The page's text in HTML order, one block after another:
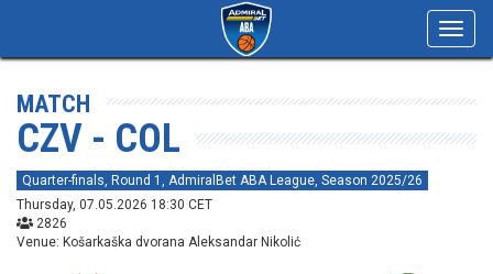
MATCH
CZV - COL
Quarter-finals, Round 1, AdmiralBet ABA League, Season 2025/26
Thursday, 07.05.2026 18:30 CET
2826
Venue: Košarkaška dvorana Aleksandar Nikolić